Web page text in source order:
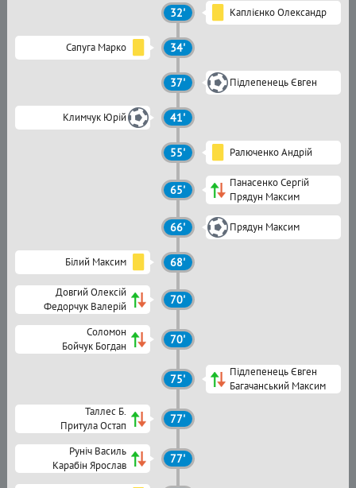
32' Каплієнко Олександр
Сапуга Марко 34'
37' Підлепенець Євген
Климчук Юрій 41'
55' Ралюченко Андрій
65'
Панасенко Сергій
Прядун Максим
66' Прядун Максим
Білий Максим 68'
Довгий Олексій
Федорчук Валерій
70'
Соломон
Бойчук Богдан
70'
75'
Підлепенець Євген
Багачанський Максим
Таллес Б.
Притула Остап
77'
Руніч Василь
Карабін Ярослав
77'